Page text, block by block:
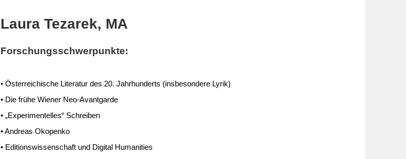
Laura Tezarek, MA
Forschungsschwerpunkte:
• Österreichische Literatur des 20. Jahrhunderts (insbesondere Lyrik)
• Die frühe Wiener Neo-Avantgarde
•„Experimentelles“ Schreiben
• Andreas Okopenko
• Editionswissenschaft und Digital Humanities